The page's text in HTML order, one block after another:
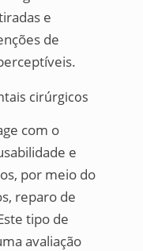
e
de
com o
e
por meio do
reparo de
tipo de
avaliação